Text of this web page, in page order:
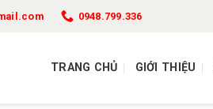
0948.799.336
TRANG CHỦ GIỚI THIỆU